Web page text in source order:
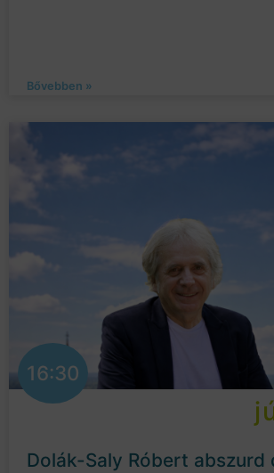
Bővebben »
16:30
Dolák-Saly Róbert abszurd